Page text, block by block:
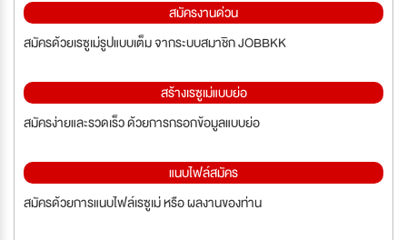
สมัครงานด่วน
สมัครด้วยเรซูเม่รูปแบบเต็ม จากระบบสมาชิก JOBBKK
สร้างเรซูเม่แบบย่อ
สมัครง่ายและรวดเร็ว ด้วยการกรอกข้อมูลแบบย่อ
แนบไฟล์สมัคร
สมัครด้วยการแนบไฟล์เรซูเม่ หรือ ผลงานของท่าน